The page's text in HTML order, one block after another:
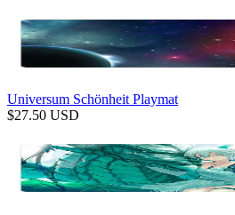
Universum Schönheit Playmat
$27.50 USD